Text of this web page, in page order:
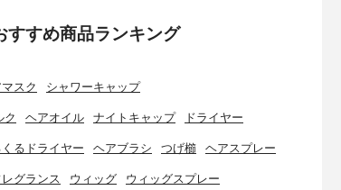
すすめ商品ランキング
スク シャワーキャップ
ク ヘアオイル ナイトキャップ ドライヤー
くるドライヤー ヘアブラシ つげ櫛 ヘアスプレー
グランス ウィッグ ウィッグスプレー